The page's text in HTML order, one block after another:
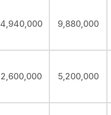
4,940,000 9,880,000
2,600,000 5,200,000